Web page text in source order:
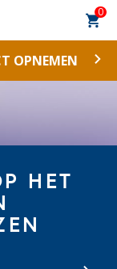
0
OPNEMEN
HET